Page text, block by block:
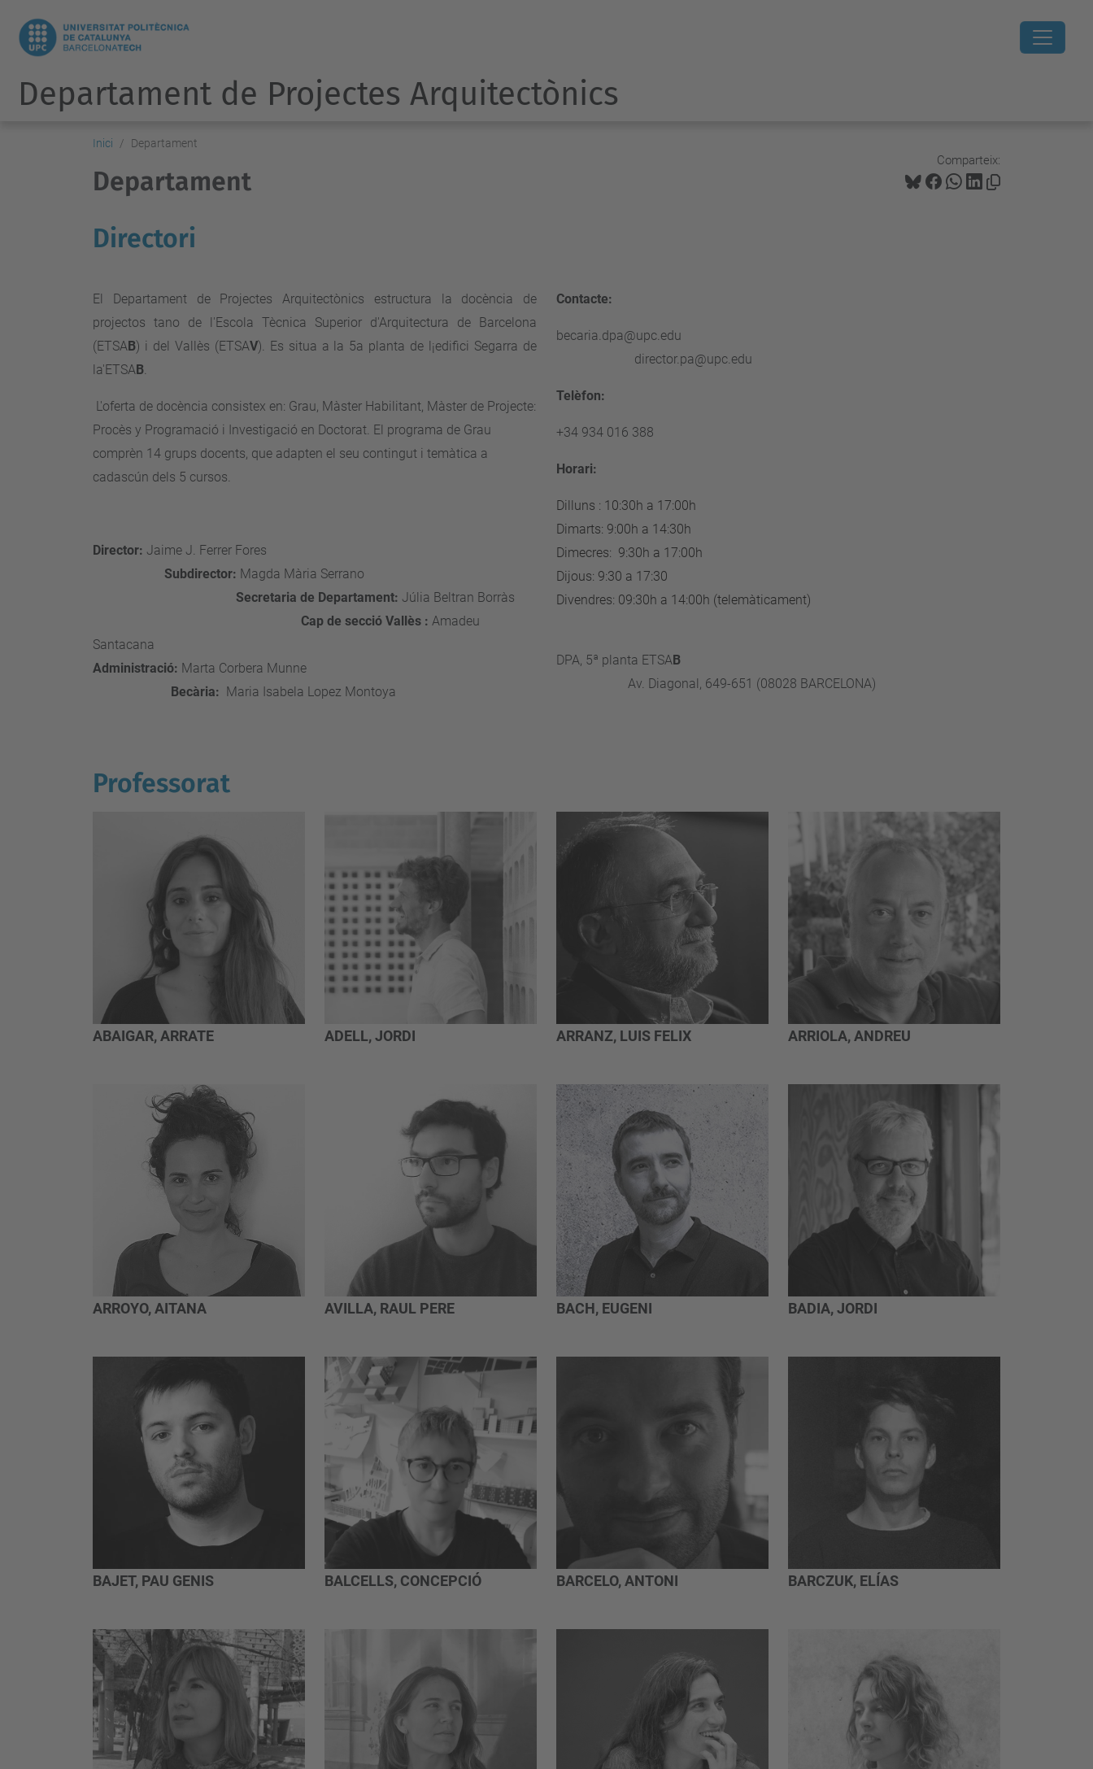
Departament de Projectes Arquitectònics
Inici Departament
Comparteix:
Departament
Directori
El Departament de Projectes Arquitectònics estructura la docència de
projectos tano de l'Escola Tècnica Superior d'Arquitectura de Barcelona
(ETSAB) i del Vallès (ETSAV). Es situa a la 5a planta de l¡edifici Segarra de
la'ETSAB.
L'oferta de docència consistex en: Grau, Màster Habilitant, Màster de Projecte:
Procès y Programació i Investigació en Doctorat. El programa de Grau
comprèn 14 grups docents, que adapten el seu contingut i temàtica a
cadascún dels 5 cursos.
Director: Jaime J. Ferrer Fores
Subdirector: Magda Mària Serrano
Secretaria de Departament: Júlia Beltran Borràs
Cap de secció Vallès : Amadeu
Santacana
Administració: Marta Corbera Munne
Becària: Maria Isabela Lopez Montoya
Contacte:
becaria.dpa@upc.edu
director.pa@upc.edu
Telèfon:
+34 934 016 388
Horari:
Dilluns : 10:30h a 17:00h
Dimarts: 9:00h a 14:30h
Dimecres: 9:30h a 17:00h
Dijous: 9:30 a 17:30
Divendres: 09:30h a 14:00h (telemàticament)
DPA, 5ª planta ETSAB
Av. Diagonal, 649-651 (08028 BARCELONA)
Professorat
ABAIGAR, ARRATE ADELL, JORDI ARRANZ, LUIS FELIX ARRIOLA, ANDREU
ARROYO, AITANA AVILLA, RAUL PERE BACH, EUGENI BADIA, JORDI
BAJET, PAU GENIS BALCELLS, CONCEPCIÓ BARCELO, ANTONI BARCZUK, ELÍAS